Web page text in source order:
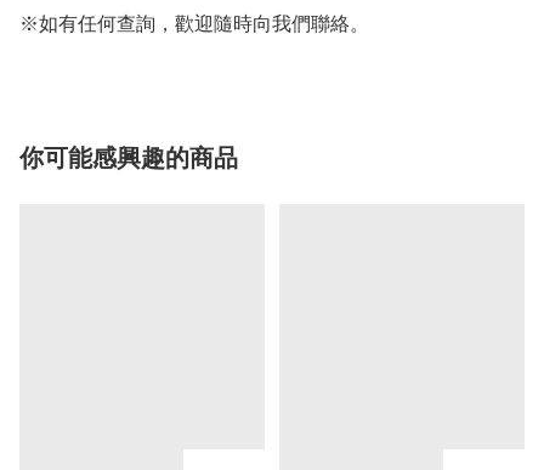
※如有任何查詢，歡迎隨時向我們聯絡。
你可能感興趣的商品